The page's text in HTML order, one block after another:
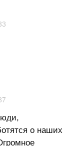
о наших